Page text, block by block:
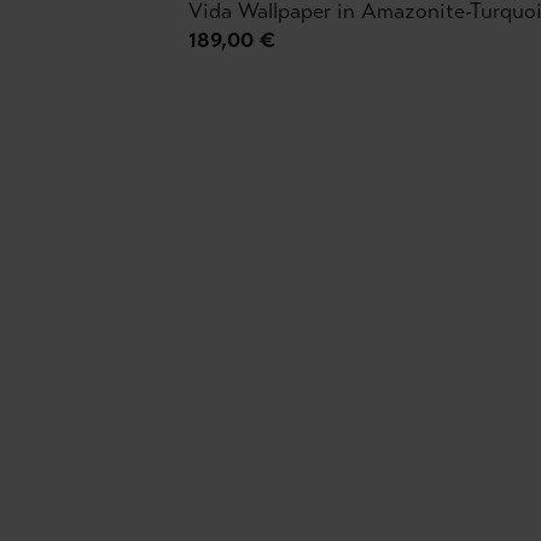
Vida Wallpaper in Amazonite-
189,00 €